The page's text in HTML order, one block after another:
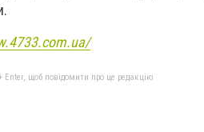
Enter, щоб повідомити про це редакцію